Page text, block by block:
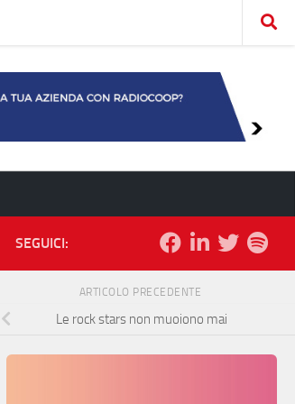
SEGUICI:
ARTICOLO PRECEDENTE
Le rock stars non muoiono mai